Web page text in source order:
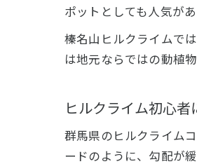
ポットとしても人気があ
榛名山ヒルクライムで
は地元ならではの動植
ヒルクライム初心
群馬県のヒルクライム
ードのように、勾配が